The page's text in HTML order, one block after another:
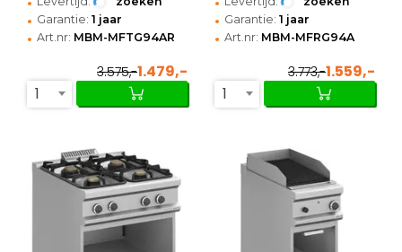
• Garantie: 1 jaar
• Art.nr: MBM-MFTG94AR
3.575,-1.479,-
1
• Garantie: 1 jaar
• Art.nr: MBM-MFRG94A
3.773,-1.559,-
1